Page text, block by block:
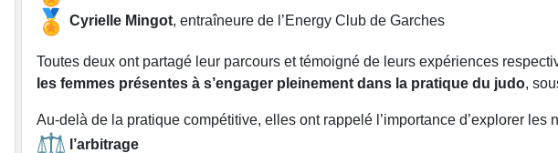
Cyrielle Mingot, entraîneure de l’Energy Club de Garches
Toutes deux ont partagé leur parcours et témoigné de leurs expériences
les femmes présentes à s’engager pleinement dans la pratique du judo,
Au-delà de la pratique compétitive, elles ont rappelé l’importance d’explorer
l’arbitrage